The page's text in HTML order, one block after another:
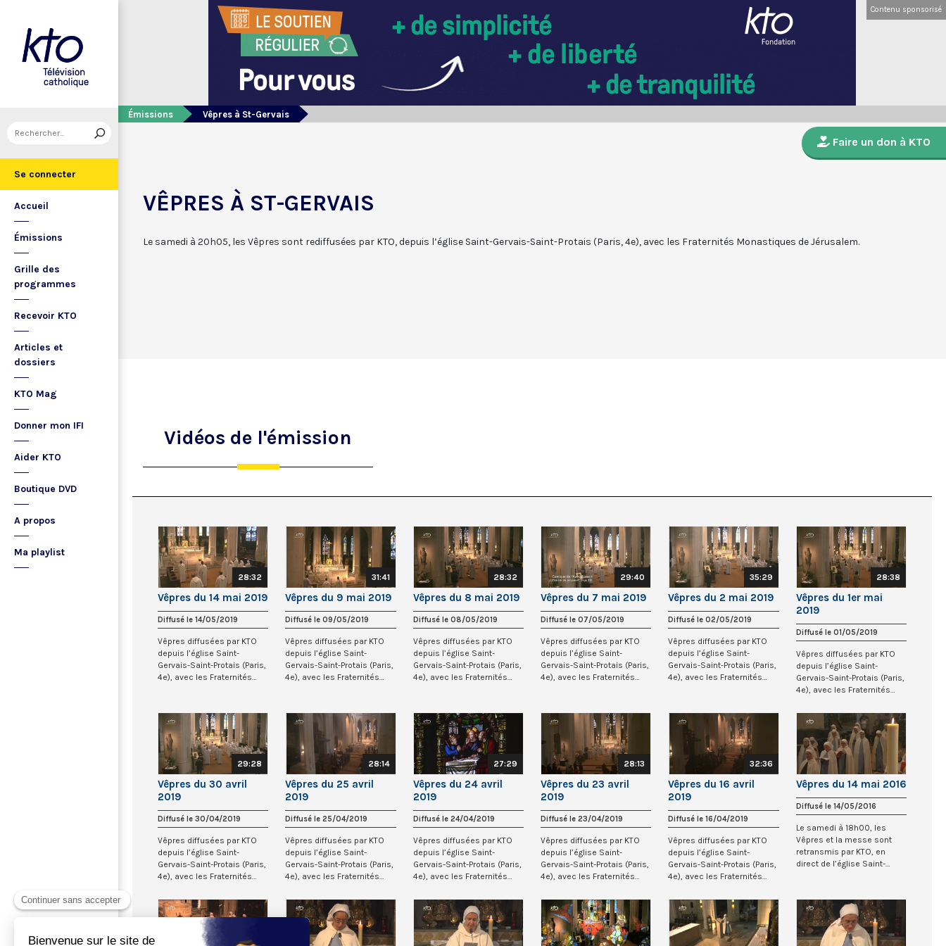
Se connecter
Accueil
Émissions
Grille des
programmes
Recevoir KTO
Articles et
dossiers
KTO Mag
Donner mon IFI
Aider KTO
Boutique DVD
A propos
Ma playlist
Contenu sponsorisé
Émissions Vêpres à St-Gervais
Faire un don à KTO
VÊPRES À ST-GERVAIS
Le samedi à 20h05, les Vêpres sont rediffusées par KTO, depuis l’église Saint-Gervais-Saint-Protais (Paris, 4e), avec les Fraternités Monastiques de Jérusalem.
Vidéos de l'émission
28:32
Vêpres du 14 mai 2019
Diffusé le 14/05/2019
Vêpres diffusées par KTO
depuis l’église Saint-
Gervais-Saint-Protais (Paris,
4e), avec les Fraternités
31:41
Vêpres du 9 mai 2019
Diffusé le 09/05/2019
Vêpres diffusées par KTO
depuis l’église Saint-
Gervais-Saint-Protais (Paris,
4e), avec les Fraternités
28:32
Vêpres du 8 mai 2019
Diffusé le 08/05/2019
Vêpres diffusées par KTO
depuis l’église Saint-
Gervais-Saint-Protais (Paris,
4e), avec les Fraternités
29:40
Vêpres du 7 mai 2019
Diffusé le 07/05/2019
Vêpres diffusées par KTO
depuis l’église Saint-
Gervais-Saint-Protais (Paris,
4e), avec les Fraternités
35:29
Vêpres du 2 mai 2019
Diffusé le 02/05/2019
Vêpres diffusées par KTO
depuis l’église Saint-
Gervais-Saint-Protais (Paris,
4e), avec les Fraternités
28:38
Vêpres du 1er mai
2019
Diffusé le 01/05/2019
Vêpres diffusées par KTO
depuis l’église Saint-
Gervais-Saint-Protais (Paris,
4e), avec les Fraternités
29:28
Vêpres du 30 avril
2019
Diffusé le 30/04/2019
Vêpres diffusées par KTO
depuis l’église Saint-
Gervais-Saint-Protais (Paris,
4e), avec les Fraternités
28:14
Vêpres du 25 avril
2019
Diffusé le 25/04/2019
Vêpres diffusées par KTO
depuis l’église Saint-
Gervais-Saint-Protais (Paris,
4e), avec les Fraternités
27:29
Vêpres du 24 avril
2019
Diffusé le 24/04/2019
Vêpres diffusées par KTO
depuis l’église Saint-
Gervais-Saint-Protais (Paris,
4e), avec les Fraternités
28:13
Vêpres du 23 avril
2019
Diffusé le 23/04/2019
Vêpres diffusées par KTO
depuis l’église Saint-
Gervais-Saint-Protais (Paris,
4e), avec les Fraternités
32:36
Vêpres du 16 avril
2019
Diffusé le 16/04/2019
Vêpres diffusées par KTO
depuis l’église Saint-
Gervais-Saint-Protais (Paris,
4e), avec les Fraternités
Vêpres du 14 mai 2016
Diffusé le 14/05/2016
Le samedi à 18h00, les
Vêpres et la messe sont
retransmis par KTO, en
direct de l’église Saint-